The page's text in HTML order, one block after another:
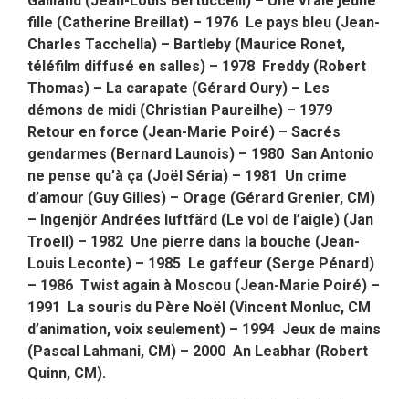
fille (Catherine Breillat) – 1976 Le pays bleu (Jean-
Charles Tacchella) – Bartleby (Maurice Ronet,
téléfilm diffusé en salles) – 1978 Freddy (Robert
Thomas) – La carapate (Gérard Oury) – Les
démons de midi (Christian Paureilhe) – 1979
Retour en force (Jean-Marie Poiré) – Sacrés
gendarmes (Bernard Launois) – 1980 San Antonio
ne pense qu’à ça (Joël Séria) – 1981 Un crime
d’amour (Guy Gilles) – Orage (Gérard Grenier, CM)
– Ingenjör Andrées luftfärd (Le vol de l’aigle) (Jan
Troell) – 1982 Une pierre dans la bouche (Jean-
Louis Leconte) – 1985 Le gaffeur (Serge Pénard)
– 1986 Twist again à Moscou (Jean-Marie Poiré) –
1991 La souris du Père Noël (Vincent Monluc, CM
d’animation, voix seulement) – 1994 Jeux de mains
(Pascal Lahmani, CM) – 2000 An Leabhar (Robert
Quinn, CM).